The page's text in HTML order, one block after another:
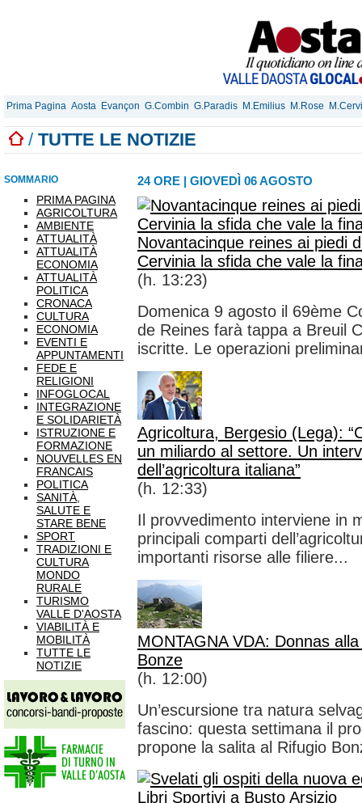
Prima Pagina Aosta Evançon G.Combin G.Paradis M.Emilius M.Rose
/ TUTTE LE NOTIZIE
SOMMARIO
PRIMA PAGINA
AGRICOLTURA
AMBIENTE
ATTUALITÀ
ATTUALITÀ
ECONOMIA
ATTUALITÀ
POLITICA
CRONACA
CULTURA
ECONOMIA
EVENTI E
APPUNTAMENTI
FEDE E
RELIGIONI
INFOGLOCAL
INTEGRAZIONE
E SOLIDARIETÀ
ISTRUZIONE E
FORMAZIONE
NOUVELLES EN
FRANCAIS
POLITICA
SANITÀ,
SALUTE E
STARE BENE
SPORT
TRADIZIONI E
CULTURA
MONDO
RURALE
TURISMO
VALLE D'AOSTA
VIABILITÀ E
MOBILITÀ
TUTTE LE
NOTIZIE
24 ORE | GIOVEDÌ 06 AGOSTO
Novantacinque reines ai piedi
Cervinia la sfida che vale la
(h. 13:23)
Domenica 9 agosto il 69ème
de Reines farà tappa a Breuil
iscritte. Le operazioni
Agricoltura, Bergesio (Lega):
un miliardo al settore. Un
dell’agricoltura italiana”
(h. 12:33)
Il provvedimento interviene in
principali comparti
importanti risorse alle filiere...
MONTAGNA VDA: Donnas
Bonze
(h. 12:00)
Un’escursione tra natura
fascino: questa settimana il
propone la salita al Rifugio